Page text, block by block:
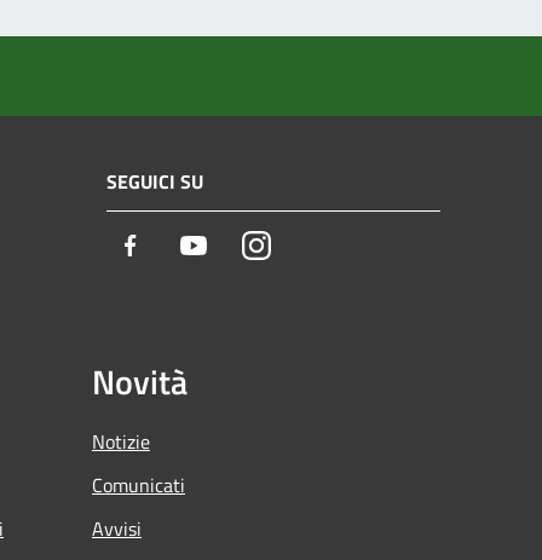
SEGUICI SU
Facebook YoutubeInstagram
Novità
Notizie
Comunicati
Avvisi